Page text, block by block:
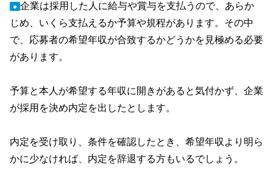
● 企業は採用した人に給与や賞与を支払うので、あらか
じめ、いくら支払えるか予算や規程があります。その中
で、応募者の希望年収が合致するかどうかを見極める必要
があります。
予算と本人が希望する年収に開きがあると気付かず、企業
が採用を決め内定を出したとします。
内定を受け取り、条件を確認したとき、希望年収より明ら
かに少なければ、内定を辞退する方もいるでしょう。